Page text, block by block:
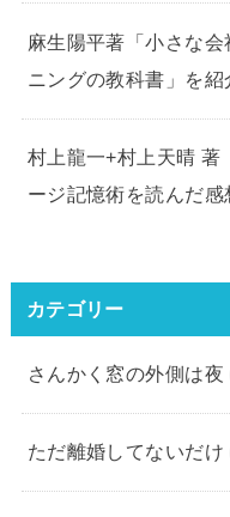
麻生陽平著「小さな
ニングの教科書」を
村上龍一+村上天晴 著
ージ記憶術を読んだ感
カテゴリー
さんかく窓の外側は夜
ただ離婚してないだけ